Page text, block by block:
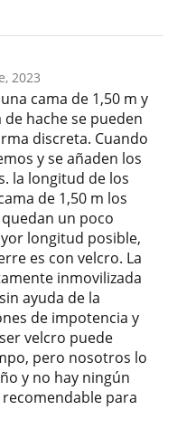
2023
cama de 1,50 m y
hache se pueden
discreta. Cuando
y se añaden los
la longitud de los
de 1,50 m los
un poco
longitud posible,
es con velcro. La
inmovilizada
ayuda de la
de impotencia y
velcro puede
pero nosotros lo
y no hay ningún
para